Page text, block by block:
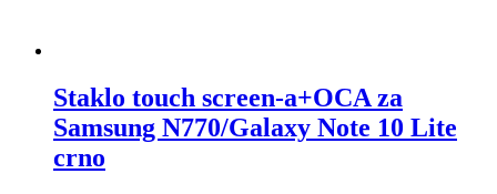
Staklo touch screen-a+OCA za
Samsung N770/Galaxy Note 10 Lite
crno